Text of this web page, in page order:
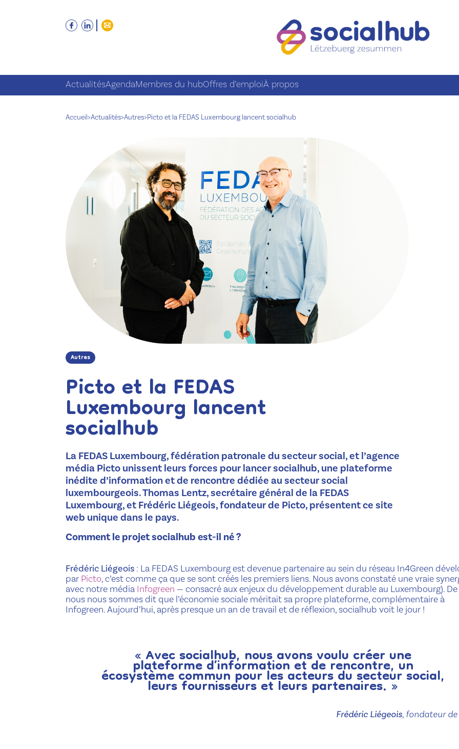
ActualitésAgendaMembres du hubOffres d’emploiÀ propos
Accueil>Actualités>Autres>Picto et la FEDAS Luxembourg lancent socialhub
Autres
Picto et la FEDAS
Luxembourg lancent
socialhub
La FEDAS Luxembourg, fédération patronale du secteur social, et l’agence
média Picto unissent leurs forces pour lancer socialhub, une plateforme
inédite d’information et de rencontre dédiée au secteur social
luxembourgeois. Thomas Lentz, secrétaire général de la FEDAS
Luxembourg, et Frédéric Liégeois, fondateur de Picto, présentent ce site
web unique dans le pays.
Comment le projet socialhub est-il né ?
Frédéric Liégeois : La FEDAS Luxembourg est devenue partenaire au sein du réseau In4Green
par Picto, c’est comme ça que se sont créés les premiers liens. Nous avons constaté une vraie
avec notre média Infogreen — consacré aux enjeux du développement durable au Luxembourg). De
nous nous sommes dit que l’économie sociale méritait sa propre plateforme, complémentaire à
Infogreen. Aujourd’hui, après presque un an de travail et de réflexion, socialhub voit le jour !
« Avec socialhub, nous avons voulu créer une
plateforme d’information et de rencontre, un
écosystème commun pour les acteurs du secteur social,
leurs fournisseurs et leurs partenaires. »
Frédéric Liégeois, fondateur